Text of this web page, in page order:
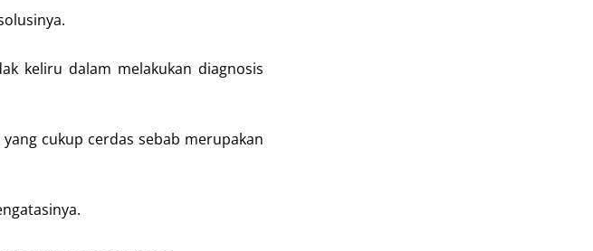
keliru dalam melakukan diagnosis
cukup cerdas sebab merupakan